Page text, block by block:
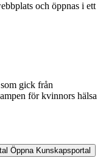
och öppnas i ett
gick från
för kvinnors hälsa
Öppna Kunskapsportal